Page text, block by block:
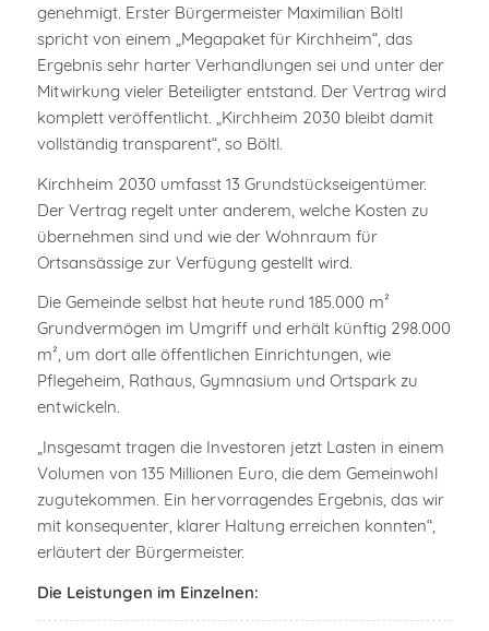
genehmigt. Erster Bürgermeister Maximilian Böltl
spricht von einem „Megapaket für Kirchheim“, das
Ergebnis sehr harter Verhandlungen sei und unter der
Mitwirkung vieler Beteiligter entstand. Der Vertrag wird
komplett veröffentlicht. „Kirchheim 2030 bleibt damit
vollständig transparent“, so Böltl.
Kirchheim 2030 umfasst 13 Grundstückseigentümer.
Der Vertrag regelt unter anderem, welche Kosten zu
übernehmen sind und wie der Wohnraum für
Ortsansässige zur Verfügung gestellt wird.
Die Gemeinde selbst hat heute rund 185.000 m²
Grundvermögen im Umgriff und erhält künftig 298.000
m², um dort alle öffentlichen Einrichtungen, wie
Pflegeheim, Rathaus, Gymnasium und Ortspark zu
entwickeln.
„Insgesamt tragen die Investoren jetzt Lasten in einem
Volumen von 135 Millionen Euro, die dem Gemeinwohl
zugutekommen. Ein hervorragendes Ergebnis, das wir
mit konsequenter, klarer Haltung erreichen konnten“,
erläutert der Bürgermeister.
Die Leistungen im Einzelnen: